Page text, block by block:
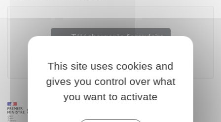
Télécharger le formulaire
Ministère chargé des finances
This site uses cookies and
gives you control over what
you want to activate